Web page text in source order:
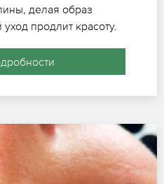
делая образ
продлит красоту.